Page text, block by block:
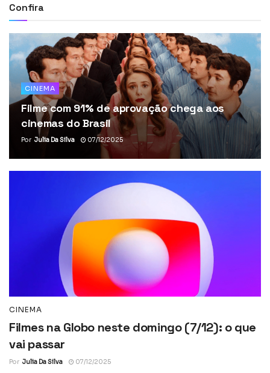
Confira
CINEMA
Filme com 91% de aprovação chega aos
cinemas do Brasil
Por Julia Da Silva 07/12/2025
CINEMA
Filmes na Globo neste domingo (7/12): o que
vai passar
Por Julia Da Silva 07/12/2025